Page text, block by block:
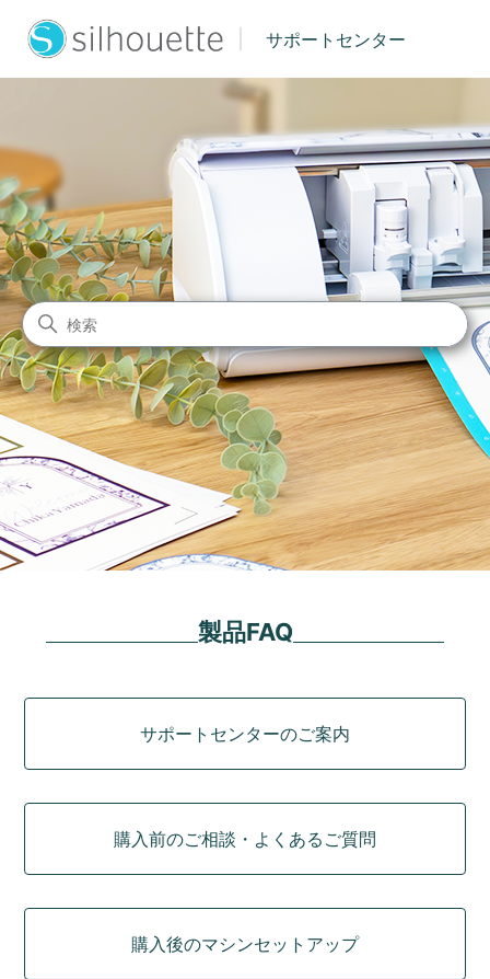
サポートセンター
シルエットジャパン サポート
検索
製品FAQ
サポートセンターのご案内
購入前のご相談・よくあるご質問
購入後のマシンセットアップ